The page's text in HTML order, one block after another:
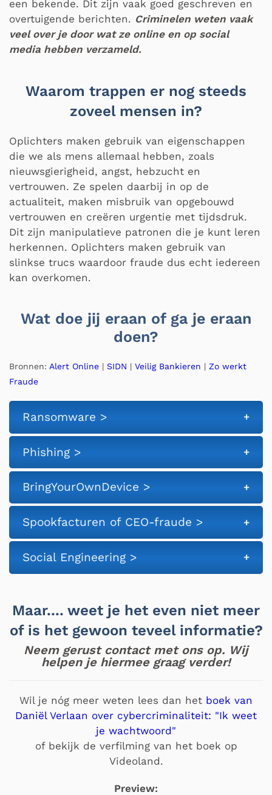
een bekende. Dit zijn vaak goed geschreven en
overtuigende berichten. Criminelen weten vaak
veel over je door wat ze online en op social
media hebben verzameld.
Waarom trappen er nog steeds
zoveel mensen in?
Oplichters maken gebruik van eigenschappen
die we als mens allemaal hebben, zoals
nieuwsgierigheid, angst, hebzucht en
vertrouwen. Ze spelen daarbij in op de
actualiteit, maken misbruik van opgebouwd
vertrouwen en creëren urgentie met tijdsdruk.
Dit zijn manipulatieve patronen die je kunt leren
herkennen. Oplichters maken gebruik van
slinkse trucs waardoor fraude dus echt iedereen
kan overkomen.
Wat doe jij eraan of ga je eraan
doen?
Bronnen: Alert Online | SIDN | Veilig Bankieren | Zo werkt
Fraude
Ransomware >
Phishing >
BringYourOwnDevice >
Spookfacturen of CEO-fraude >
Social Engineering >
Maar.... weet je het even niet meer
of is het gewoon teveel informatie?
Neem gerust contact met ons op. Wij
helpen je hiermee graag verder!
Wil je nóg meer weten lees dan het boek van
Daniël Verlaan over cybercriminaliteit: "Ik weet
je wachtwoord"
of bekijk de verfilming van het boek op
Videoland.
Preview: